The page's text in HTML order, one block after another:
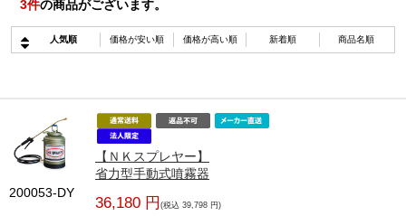
3件の商品がございます。
人気順 価格が安い順 価格が高い順 新着順 商品名順
200053-DY
【ＮＫスプレヤー】
省力型手動式噴霧器
36,180 円 (税込 39,798 円)